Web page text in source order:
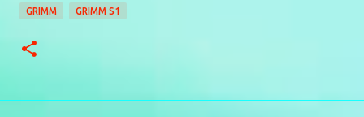
GRIMM GRIMM S1